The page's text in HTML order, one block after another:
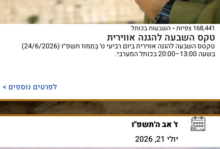
168,441 צפיות השבעות בכותל
טקס השבעה להגנה אווירית
טקטס השבעה להגנה אווירית ביום רביעי ט׳ בְּתַמּוּז תשפ״ו (24/6/2026)
בשעה 13:00–20:00 בכותל המערבי.
לפרטים נוספים >
ז' אב ה'תשפ"ו
יולי 21, 2026